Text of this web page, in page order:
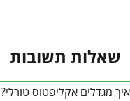
שאלות תשובות
איך מגדלים אקליפטוס טורלי?